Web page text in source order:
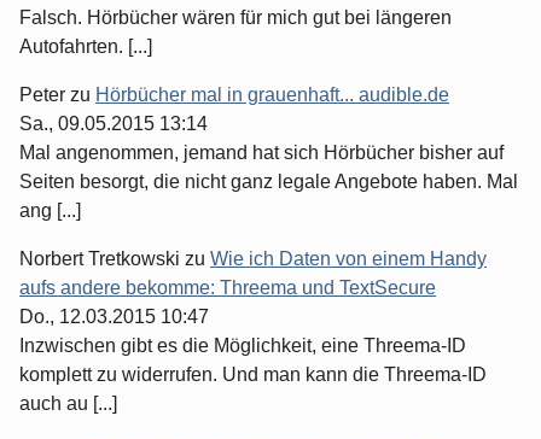
Falsch. Hörbücher wären für mich gut bei längeren
Autofahrten. [...]
Peter zu Hörbücher mal in grauenhaft... audible.de
Sa., 09.05.2015 13:14
Mal angenommen, jemand hat sich Hörbücher bisher auf
Seiten besorgt, die nicht ganz legale Angebote haben. Mal
ang [...]
Norbert Tretkowski zu Wie ich Daten von einem Handy
aufs andere bekomme: Threema und TextSecure
Do., 12.03.2015 10:47
Inzwischen gibt es die Möglichkeit, eine Threema-ID
komplett zu widerrufen. Und man kann die Threema-ID
auch au [...]